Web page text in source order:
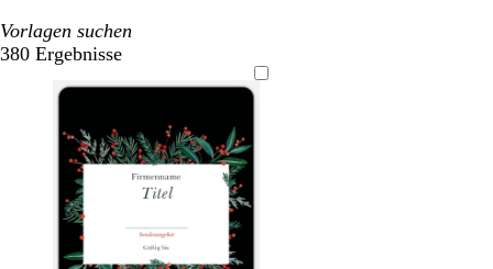
Vorlagen suchen
380 Ergebnisse
Filter